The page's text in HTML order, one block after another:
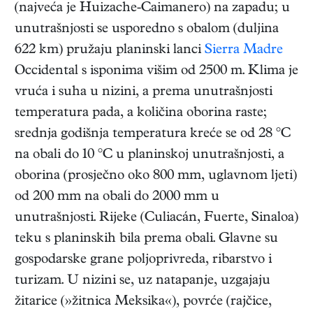
(najveća je Huizache-Caimanero) na zapadu; u
unutrašnjosti se usporedno s obalom (duljina
622 km) pružaju planinski lanci Sierra Madre
Occidental s isponima višim od 2500 m. Klima je
vruća i suha u nizini, a prema unutrašnjosti
temperatura pada, a količina oborina raste;
srednja godišnja temperatura kreće se od 28 °C
na obali do 10 °C u planinskoj unutrašnjosti, a
oborina (prosječno oko 800 mm, uglavnom ljeti)
od 200 mm na obali do 2000 mm u
unutrašnjosti. Rijeke (Culiacán, Fuerte, Sinaloa)
teku s planinskih bila prema obali. Glavne su
gospodarske grane poljoprivreda, ribarstvo i
turizam. U nizini se, uz natapanje, uzgajaju
žitarice (»žitnica Meksika«), povrće (rajčice,